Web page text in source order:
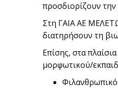
προσδιορίζουν
Στη ΓΑΙΑ ΑΕ
διατηρήσουν τη
Επίσης, στα
μορφωτικού/